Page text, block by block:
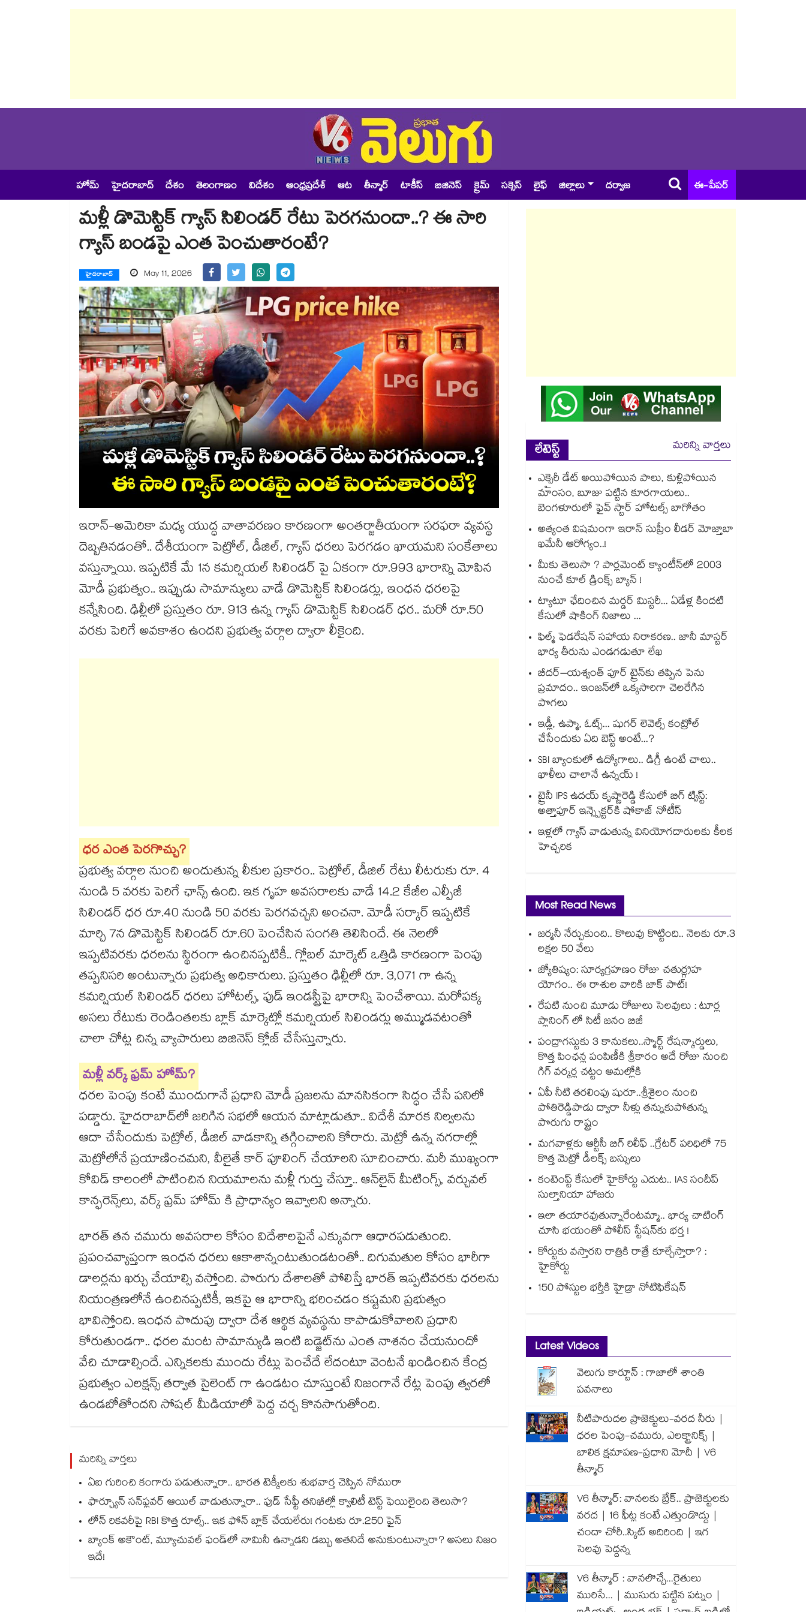
హోమ్ హైదరాబాద్ దేశం తెలంగాణం విదేశం ఆంధ్రప్రదేశ్ ఆట తీన్మార్ టాకీస్ బిజినెస్ క్రైమ్ సక్సెస్ లైఫ్ జిల్లాలు దర్వాజ ఈ-పేపర్
మళ్లీ డొమెస్టిక్ గ్యాస్ సిలిండర్ రేటు పెరగనుందా..? ఈ సారి
గ్యాస్ బండపై ఎంత పెంచుతారంటే?
హైదరాబాద్ May 11, 2026
ఇరాన్-అమెరికా మధ్య యుద్ధ వాతావరణం కారణంగా అంతర్జాతీయంగా సరఫరా వ్యవస్థ
దెబ్బతినడంతో.. దేశీయంగా పెట్రోల్, డీజిల్, గ్యాస్ ధరలు పెరగడం ఖాయమని సంకేతాలు
వస్తున్నాయి. ఇప్పటికే మే 1న కమర్షియల్ సిలిండర్ పై ఏకంగా రూ.993 భారాన్ని మోపిన
మోడీ ప్రభుత్వం.. ఇప్పుడు సామాన్యులు వాడే డొమెస్టిక్ సిలిండర్లు, ఇంధన ధరలపై
కన్నేసింది. ఢిల్లీలో ప్రస్తుతం రూ. 913 ఉన్న గ్యాస్ డొమెస్టిక్ సిలిండర్ ధర.. మరో రూ.50
వరకు పెరిగే అవకాశం ఉందని ప్రభుత్వ వర్గాల ద్వారా లీకైంది.
ధర ఎంత పెరగొచ్చు?
ప్రభుత్వ వర్గాల నుంచి అందుతున్న లీకుల ప్రకారం.. పెట్రోల్, డీజిల్ రేటు లీటరుకు రూ. 4
నుండి 5 వరకు పెరిగే ఛాన్స్ ఉంది. ఇక గృహ అవసరాలకు వాడే 14.2 కేజీల ఎల్పీజీ
సిలిండర్ ధర రూ.40 నుండి 50 వరకు పెరగవచ్చని అంచనా. మోడీ సర్కార్ ఇప్పటికే
మార్చి 7న డొమెస్టిక్ సిలిండర్ రూ.60 పెంచేసిన సంగతి తెలిసిందే. ఈ నెలలో
ఇప్పటివరకు ధరలను స్థిరంగా ఉంచినప్పటికీ.. గ్లోబల్ మార్కెట్ ఒత్తిడి కారణంగా పెంపు
తప్పనిసరి అంటున్నారు ప్రభుత్వ అధికారులు. ప్రస్తుతం ఢిల్లీలో రూ. 3,071 గా ఉన్న
కమర్షియల్ సిలిండర్ ధరలు హోటల్స్, ఫుడ్ ఇండస్ట్రీపై భారాన్ని పెంచేశాయి. మరోపక్క
అసలు రేటుకు రెండింతలకు బ్లాక్ మార్కెట్లో కమర్షియల్ సిలిండర్లు అమ్ముడవటంతో
చాలా చోట్ల చిన్న వ్యాపారులు బిజినెస్ క్లోజ్ చేసేస్తున్నారు.
మళ్లీ వర్క్ ఫ్రమ్ హోమ్?
ధరల పెంపు కంటే ముందుగానే ప్రధాని మోడీ ప్రజలను మానసికంగా సిద్ధం చేసే పనిలో
పడ్డారు. హైదరాబాద్‌లో జరిగిన సభలో ఆయన మాట్లాడుతూ.. విదేశీ మారక నిల్వలను
ఆదా చేసేందుకు పెట్రోల్, డీజిల్ వాడకాన్ని తగ్గించాలని కోరారు. మెట్రో ఉన్న నగరాల్లో
మెట్రోలోనే ప్రయాణించమని, వీలైతే కార్ పూలింగ్ చేయాలని సూచించారు. మరీ ముఖ్యంగా
కోవిడ్ కాలంలో పాటించిన నియమాలను మళ్లీ గుర్తు చేస్తూ.. ఆన్‌లైన్ మీటింగ్స్, వర్చువల్
కాన్ఫరెన్స్‌లు, వర్క్ ఫ్రమ్ హోమ్ కి ప్రాధాన్యం ఇవ్వాలని అన్నారు.
భారత్ తన చమురు అవసరాల కోసం విదేశాలపైనే ఎక్కువగా ఆధారపడుతుంది.
ప్రపంచవ్యాప్తంగా ఇంధన ధరలు ఆకాశాన్నంటుతుండటంతో.. దిగుమతుల కోసం భారీగా
డాలర్లను ఖర్చు చేయాల్సి వస్తోంది. పొరుగు దేశాలతో పోలిస్తే భారత్ ఇప్పటివరకు ధరలను
నియంత్రణలోనే ఉంచినప్పటికీ, ఇకపై ఆ భారాన్ని భరించడం కష్టమని ప్రభుత్వం
భావిస్తోంది. ఇంధన పొదుపు ద్వారా దేశ ఆర్థిక వ్యవస్థను కాపాడుకోవాలని ప్రధాని
కోరుతుండగా.. ధరల మంట సామాన్యుడి ఇంటి బడ్జెట్‌ను ఎంత నాశనం చేయనుందో
వేచి చూడాల్సిందే. ఎన్నికలకు ముందు రేట్లు పెంచేదే లేదంటూ వెంటనే ఖండించిన కేంద్ర
ప్రభుత్వం ఎలక్షన్స్ తర్వాత సైలెంట్ గా ఉండటం చూస్తుంటే నిజంగానే రేట్ల పెంపు త్వరలో
ఉండబోతోందని సోషల్ మీడియాలో పెద్ద చర్చ కొనసాగుతోంది.
మరిన్ని వార్తలు
ఏఐ గురించి కంగారు పడుతున్నారా.. భారత టెక్కీలకు శుభవార్త చెప్పిన నోమురా
ఫార్చ్యూన్ సన్‌ఫ్లవర్ ఆయిల్ వాడుతున్నారా.. ఫుడ్ సేఫ్టీ తనిఖీల్లో క్వాలిటీ టెస్ట్ ఫెయిలైంది తెలుసా?
లోన్ రికవరీపై RBI కొత్త రూల్స్.. ఇక ఫోన్ బ్లాక్ చేయలేరు! గంటకు రూ.250 ఫైన్
బ్యాంక్ అకౌంట్, మ్యూచువల్ ఫండ్‌లో నామినీ ఉన్నాడని డబ్బు అతనిదే అనుకుంటున్నారా? అసలు నిజం
ఇదే!
లేటెస్ట్
మరిన్ని వార్తలు
ఎక్సైరీ డేట్ అయిపోయిన పాలు, కుళ్లిపోయిన
మాంసం, బూజు పట్టిన కూరగాయలు..
బెంగళూరులో ఫైవ్ స్టార్ హోటల్స్ బాగోతం
అత్యంత విషమంగా ఇరాన్ సుప్రీం లీడర్ మోజ్తాబా
ఖమేనీ ఆరోగ్యం..!
మీకు తెలుసా ? పార్లమెంట్ క్యాంటీన్⁪లో 2003
నుంచే కూల్ డ్రింక్స్ బ్యాన్ !
ట్యాటూ ఛేదించిన మర్డర్ మిస్టరీ... ఏడేళ్ల కిందటి
కేసులో షాకింగ్ నిజాలు ...
ఫిల్మ్ ఫెడరేషన్ సహాయ నిరాకరణ.. జానీ మాస్టర్
భార్య తీరును ఎండగడుతూ లేఖ
బీదర్–యశ్వంత్ పూర్ ట్రైన్‎కు తప్పిన పెను
ప్రమాదం.. ఇంజన్‎లో ఒక్కసారిగా చెలరేగిన
పొగలు
ఇడ్లీ, ఉప్మా, ఓట్స్... షుగర్ లెవెల్స్ కంట్రోల్
చేసేందుకు ఏది బెస్ట్ అంటే...?
SBI బ్యాంకులో ఉద్యోగాలు.. డిగ్రీ ఉంటే చాలు..
ఖాళీలు చాలానే ఉన్నయ్ !
ట్రైనీ IPS ఉదయ్ కృష్ణారెడ్డి కేసులో బిగ్ ట్విస్ట్:
అత్తాపూర్ ఇన్స్పెక్టర్‎కి షోకాజ్ నోటీస్
ఇళ్లలో గ్యాస్ వాడుతున్న వినియోగదారులకు కీలక
హెచ్చరిక
Most Read News
జర్మనీ నేర్చుకుంది.. కొలువు కొట్టింది.. నెలకు రూ.3
లక్షల 50 వేలు
జ్యోతిష్యం: సూర్యగ్రహణం రోజు చతుర్గ్రహ
యోగం.. ఈ రాశుల వారికి జాక్ పాట్!
రేపటి నుంచి మూడు రోజులు సెలవులు : టూర్ల
ప్లానింగ్ లో సిటీ జనం బిజీ
పంద్రాగస్టుకు 3 కానుకలు..స్మార్ట్ రేషన్కార్డులు,
కొత్త పింఛన్ల పంపిణీకి శ్రీకారం అదే రోజు నుంచి
గిగ్ వర్కర్ల చట్టం అమల్లోకి
ఏపీ నీటి తరలింపు షురూ..శ్రీశైలం నుంచి
పోతిరెడ్డిపాడు ద్వారా నీళ్లు తన్నుకుపోతున్న
పొరుగు రాష్ట్రం
మగవాళ్లకు ఆర్టీసీ బిగ్ రిలీఫ్ ..గ్రేటర్ పరిధిలో 75
కొత్త మెట్రో డీలక్స్ బస్సులు
కంటెంప్ట్ కేసులో హైకోర్టు ఎదుట.. IAS సందీప్
సుల్తానియా హాజరు
ఇలా తయారవుతున్నారేంటమ్మా.. భార్య చాటింగ్
చూసి భయంతో పోలీస్ స్టేషన్⁫కు భర్త !
కోర్టుకు వస్తారని రాత్రికి రాత్రే కూల్చేస్తారా? :
హైకోర్టు
150 పోస్టుల భర్తీకి హైడ్రా నోటిఫికేషన్
Latest Videos
వెలుగు కార్టూన్ : గాజాలో శాంతి
పవనాలు
నీటిపారుదల ప్రాజెక్టులు-వరద నీరు |
ధరల పెంపు-చమురు, ఎలక్ట్రానిక్స్ |
బాలిక క్షమాపణ-ప్రధాని మోదీ | V6
తీన్మార్
V6 తీన్మార్: వానలకు బ్రేక్.. ప్రాజెక్టులకు
వరద | 16 ఫీట్ల కంటే ఎత్తుండొద్దు |
చందా చోరీ..స్కిట్ అదిరింది | ఇగ
సెలవు పెద్దన్న
V6 తీన్మార్ : వానలొచ్చే...రైతులు
మురిసే... | ముసురు పట్టిన పట్నం |